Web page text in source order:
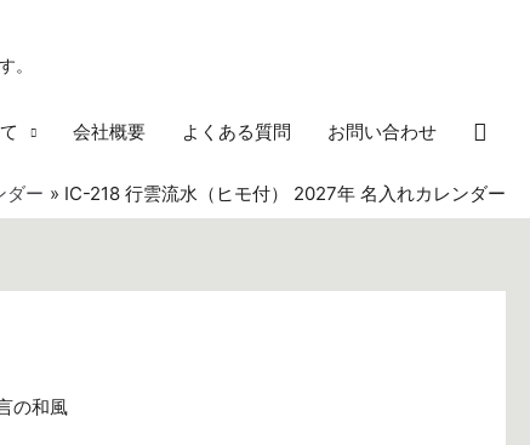
。
会社概要 よくある質問 お問い合わせ 検
ダー IC-218 行雲流水（ヒモ付） 2027年 名入れカレンダー